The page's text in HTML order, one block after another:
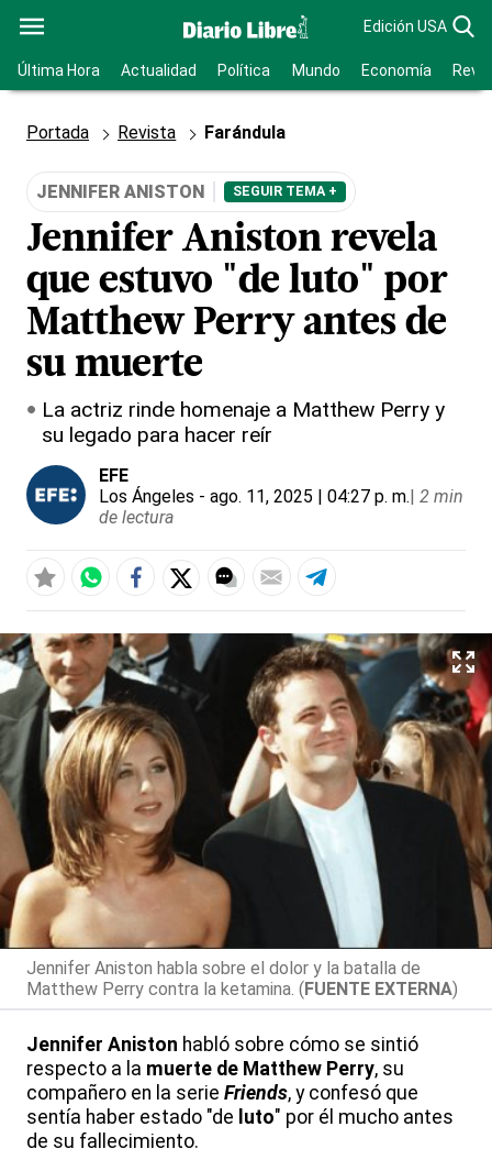
Edición USA
Última Hora Actualidad Política Mundo Economía
Portada Revista Farándula
JENNIFER ANISTON SEGUIR TEMA +
Jennifer Aniston revela
que estuvo "de luto" por
Matthew Perry antes de
su muerte
La actriz rinde homenaje a Matthew Perry y
su legado para hacer reír
EFE
Los Ángeles - ago. 11, 2025 | 04:27 p. m.| 2 min
de lectura
Jennifer Aniston habla sobre el dolor y la batalla de
Matthew Perry contra la ketamina. (FUENTE EXTERNA)
Jennifer Aniston habló sobre cómo se sintió
respecto a la muerte de Matthew Perry, su
compañero en la serie Friends, y confesó que
sentía haber estado "de luto" por él mucho antes
de su fallecimiento.